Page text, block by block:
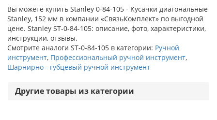
Вы можете купить Stanley 0-84-105 - Кусачки диагональные
Stanley, 152 мм в компании «СвязьКомплект» по выгодной
цене. Stanley ST-0-84-105: описание, фото, характеристики,
инструкции, отзывы.
Смотрите аналоги ST-0-84-105 в категории: Ручной
инструмент, Профессиональный ручной инструмент,
Шарнирно - губцевый ручной инструмент
Другие товары из категории